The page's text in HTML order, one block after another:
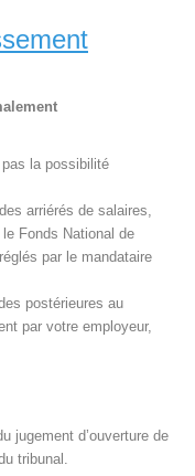
pas la possibilité
arriérés de salaires,
Fonds National de
par le mandataire
postérieures au
par votre employeur,
jugement d’ouverture de
tribunal.